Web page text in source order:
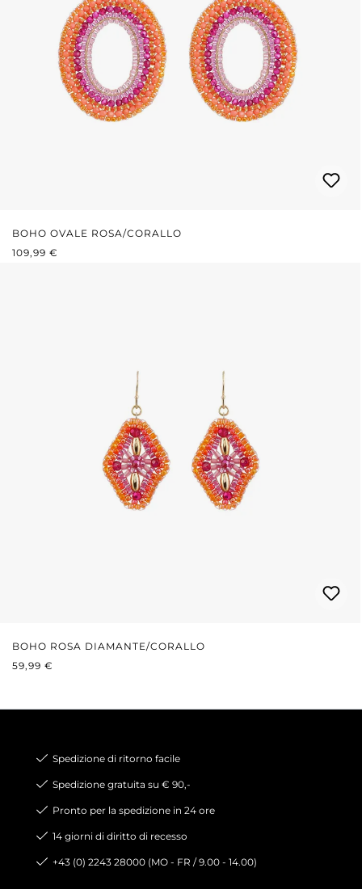
BOHO OVALE ROSA/CORALLO
PREZZO NORMALE:
109,99 €
BOHO ROSA DIAMANTE/CORALLO
PREZZO NORMALE:
59,99 €
Spedizione di ritorno facile
Spedizione gratuita su € 90,-
Pronto per la spedizione in 24 ore
14 giorni di diritto di recesso
+43 (0) 2243 28000 (MO - FR / 9.00 - 14.00)